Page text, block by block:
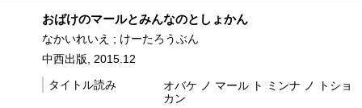
おばけのマールとみんなのとしょかん
なかいれいえ ; けーたろうぶん
中西出版, 2015.12
タイトル読み
オバケ ノ マール ト ミンナ ノ トショ
カン